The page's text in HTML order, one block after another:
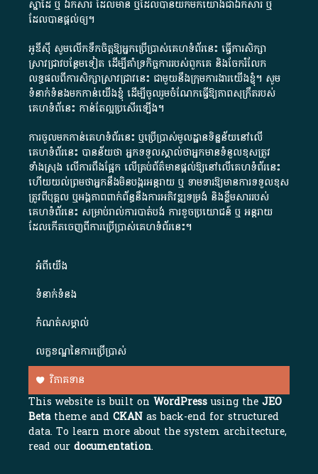
ស្នាដៃ​ ឬ​ ឯកសារ​ ដែល​មាន​ ឬ​ដែល​បាន​យក​មក​យោង​ជា​ឯកសារ​ ឬ​
ដែល​បាន​ផ្តល់​ឲ្យ​។
អូឌីស៊ី សូមលើកទឹកចិត្តឱ្យអ្នកប្រើប្រាស់គេហទំព័រនេះ ធ្វើការសិក្សា
ស្រាវជ្រាវបន្ថែមទៀត ដើម្បីគាំទ្រកិច្ចការ​របស់ពួកគេ និងចែករំលែក
លទ្ធផលពីការសិក្សាស្រាវជ្រាវនេះ ជាមួយនឹងក្រុមការងារយើងខ្ញុំ។ សូម
ទំនាក់ទំនងមកកាន់យើងខ្ញុំ ដើម្បីចូលរួមចំណែកធ្វើឱ្យភាពសុក្រឹតរបស់
គេហទំព័នេះ កាន់តែល្អប្រសើរឡើង។
ការចូលមកកាន់គេហទំព័រនេះ ឬប្រើប្រាស់មូលដ្ឋានទិន្នន័យនៅលើ
គេហទំព័រនេះ បានន័យថា អ្នកទទួលស្គាល់ថាអ្នកមានទំនួលខុសត្រូវ
ទាំងស្រុង លើការពឹងផ្អែក លើគ្រប់ព័ត៌មានផ្តល់ឱ្យនៅលើគេហទំព័រនេះ
ហើយយល់ព្រមថាអ្នកនឹងមិនបង្ករអន្តរាយ ឬ ទាមទារ​ឱ្យមានការទទួលខុស​
ត្រូវពីបុគ្គល ឬអង្គភាពពាក់ព័ន្ធនឹងការអភិវឌ្ឍទម្រង់ និងខ្លឹមសាររបស់
គេហទំព័រនេះ សម្រាប់រាល់ការបាត់បង់ ការខូចប្រយោជន៍ ឬ អន្តរាយ
ដែលកើតចេញពីការប្រើប្រាស់គេហទំព័រនេះ។
អំពី​យើង​
ទំនាក់ទំនង
កំណត់សម្គាល់
លក្ខខណ្ឌនៃការប្រើប្រាស់
វិភាគទាន
This website is built onWordPressusing theJEO
Betatheme andCKAN as back-end for structured
data. To learn more about the system architecture,
read ourdocumentation.